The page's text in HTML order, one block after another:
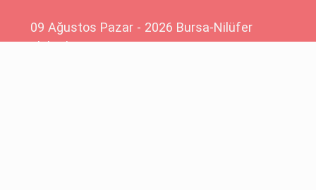
09 Ağustos Pazar - 2026 Bursa-Nilüfer
Elektrik Arızası